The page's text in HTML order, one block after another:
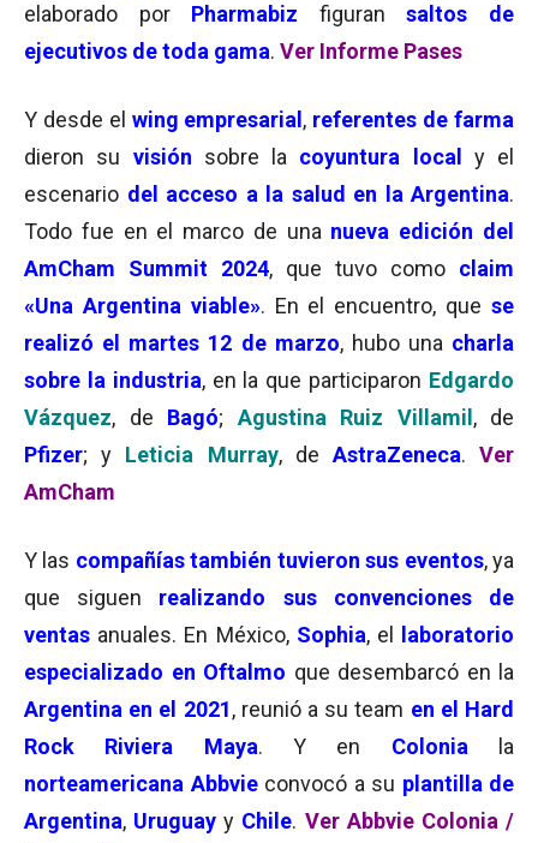
elaborado por Pharmabiz figuransaltos de
ejecutivos de toda gama. Ver Informe Pases
Y desde el wing empresarial , referentes de farma
dieron su visión sobre la coyuntura local
y el
escenario del acceso a la salud en la Argentina.
Todo fue en el marco de una nueva edición del
AmCham Summit 2024, que tuvo como claim
«Una Argentina viable». En el encuentro, que se
realizó el martes 12 de marzo, hubo una charla
sobre la industria, en la que participaron Edgardo
Vázquez, de Bagó; Agustina Ruiz Villamil , de
Pfizer; y Leticia Murray, de AstraZeneca. Ver
AmCham
Y las compañías también tuvieron sus eventos, ya
que siguen realizando sus convenciones de
ventas anuales. En México, Sophia, el
laboratorio
especializado en Oftalmo que desembarcó en la
Argentina en el 2021, reunió a su team en el Hard
Rock Riviera Maya. Y en Colonia la
norteamericana Abbvie convocó a su plantilla de
Argentina, Uruguay y Chile. Ver Abbvie Colonia /